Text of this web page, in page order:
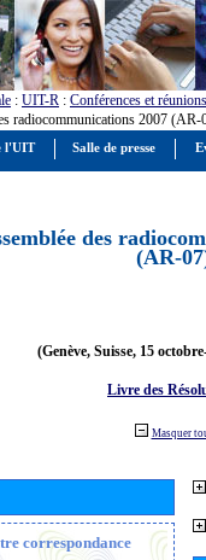
: UIT-R : Conférences et réunions
radiocommunications 2007 (AR-
des
(AR-
(Genève, Suisse, 15
Livre des
Masquer
correspondance
l'UIT Salle de presse